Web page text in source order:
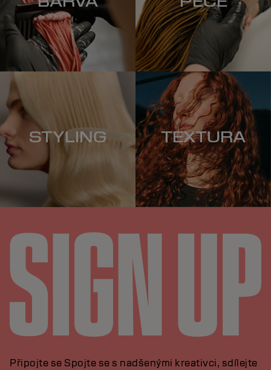
STYLING TEXTURA
Připojte se Spojte se s nadšenými kreativci, sdílejte